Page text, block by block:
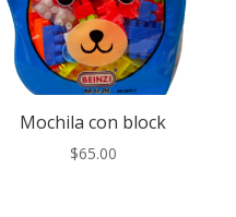
Mochila con block
$65.00